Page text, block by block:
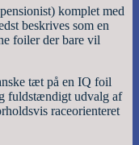
komplet med
beskrives som en
foiler der bare vil
tæt på en IQ foil
fuldstændigt udvalg af
raceorienteret